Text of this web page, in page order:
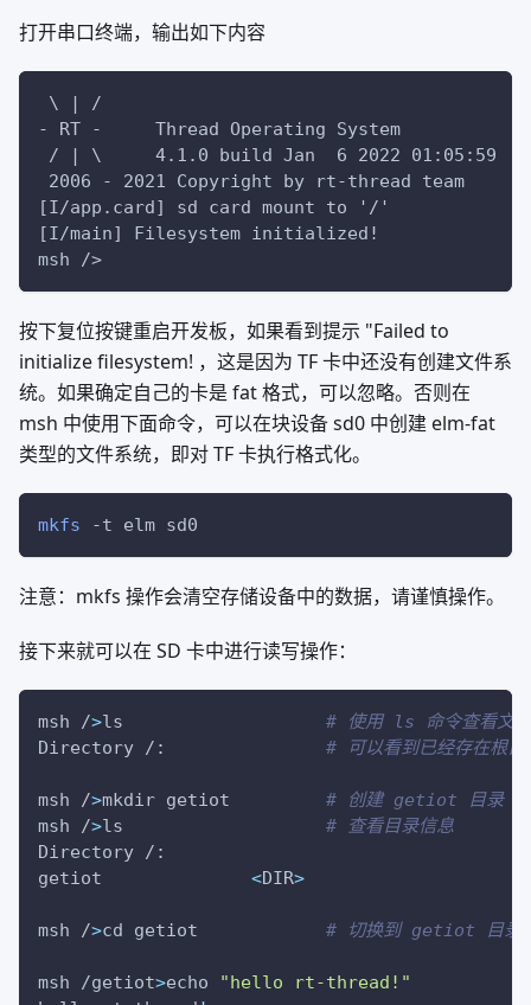
打开串口终端，输出如下内容
\ | /
- RT -     Thread Operating System
/ | \     4.1.0 build Jan  6 2022 01:05:59
2006 - 2021 Copyright by rt-thread team
[I/app.card] sd card mount to '/'
[I/main] Filesystem initialized!
msh />
按下复位按键重启开发板，如果看到提示 "Failed to
initialize filesystem! ，这是因为 TF 卡中还没有创建文件系
统。如果确定自己的卡是 fat 格式，可以忽略。否则在
msh 中使用下面命令，可以在块设备 sd0 中创建 elm-fat
类型的文件系统，即对 TF 卡执行格式化。
mkfs -t elm sd0
注意：mkfs 操作会清空存储设备中的数据，请谨慎操作。
接下来就可以在 SD 卡中进行读写操作：
msh />ls # 使用 ls 命令查看文件
Directory /: # 可以看到已经存在根
msh />mkdir getiot # 创建 getiot 目录
msh />ls # 查看目录信息
Directory /:
getiot <DIR>
msh />cd getiot # 切换到 getiot 目录
msh /getiot>echo "hello rt-thread!"